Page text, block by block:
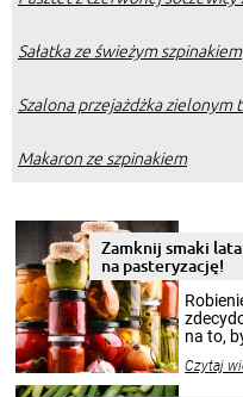
Sałatka ze świeżym szpinakiem
Szalona przejażdżka zielonym
Makaron ze szpinakiem
Zamknij smaki
na pasteryzację!
na to,
Czytaj